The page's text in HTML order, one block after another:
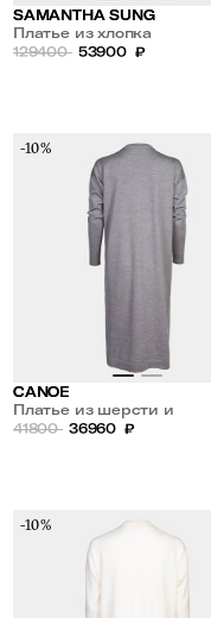
SAMANTHA SUNG
Платье из хлопка
129400 53900 ₽
-10%
CANOE
Платье из шерсти и
кашемира
41800 36960 ₽
-10%